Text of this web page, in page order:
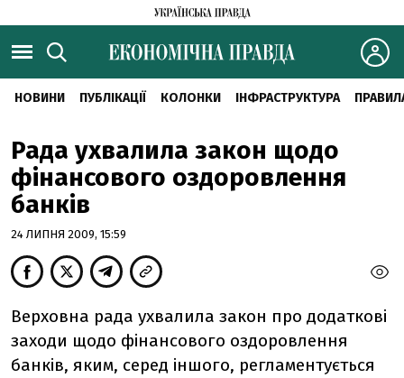
НОВИНИ ПУБЛІКАЦІЇ КОЛОНКИ ІНФРАСТРУКТУРА
Рада ухвалила закон щодо
фінансового оздоровлення
банків
24 ЛИПНЯ 2009, 15:59
Верховна рада ухвалила закон про додаткові
заходи щодо фінансового оздоровлення
банків, яким, серед іншого, регламентується